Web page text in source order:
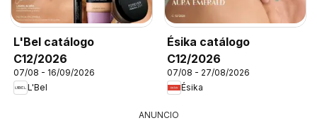
L'Bel catálogo
C12/2026
07/08 - 16/09/2026
L'Bel
Ésika catálogo
C12/2026
07/08 - 27/08/2026
Ésika
ANUNCIO